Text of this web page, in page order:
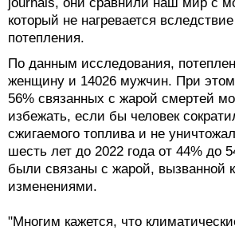
который не нагревается
потепления.
По данным исследования,
женщину и 14026 мужчин. При
56% связанных с жарой смертей
избежать, если бы человек
сжигаемого топлива и не
шесть лет до 2022 года от 44% до
были связаны с жарой, вызванной
изменениями.
"Многим кажется, что